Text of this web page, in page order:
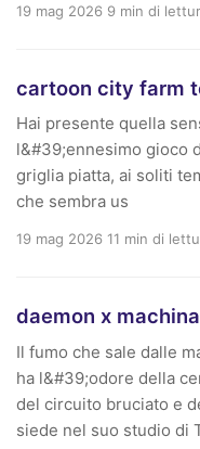
19 mag 2026 9 min di
cartoon city farm
Hai presente quella
l&#39;ennesimo gioco
griglia piatta, ai soliti
che sembra us
19 mag 2026 11 min di
daemon x
Il fumo che sale dalle
ha l&#39;odore della
del circuito bruciato e
siede nel suo studio di